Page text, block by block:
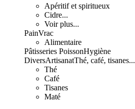
Apéritif et spiritueux
Cidre...
Voir plus...
PainVrac
Alimentaire
Pâtisseries PoissonHygiène
DiversArtisanatThé, café, tisanes...
Thé
Café
Tisanes
Maté